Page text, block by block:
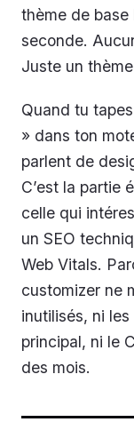
thème de base
seconde.
Juste un
Quand tu
» dans ton
parlent de
C’est la partie
celle qui
un SEO
Web Vitals.
customizer ne
inutilisés, ni
principal, ni le
des mois.